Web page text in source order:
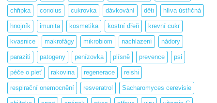
chřipka coriolus cukrovka dávkování děti hlíva ústřičná
hnojník imunita kosmetika kostní dřeň krevní cukr
kvasnice makrofágy mikrobiom nachlazení nádory
paraziti patogeny penízovka plísně prevence psi
péče o pleť rakovina regenerace reishi
respirační onemocnění resveratrol Sacharomyces cerevisie